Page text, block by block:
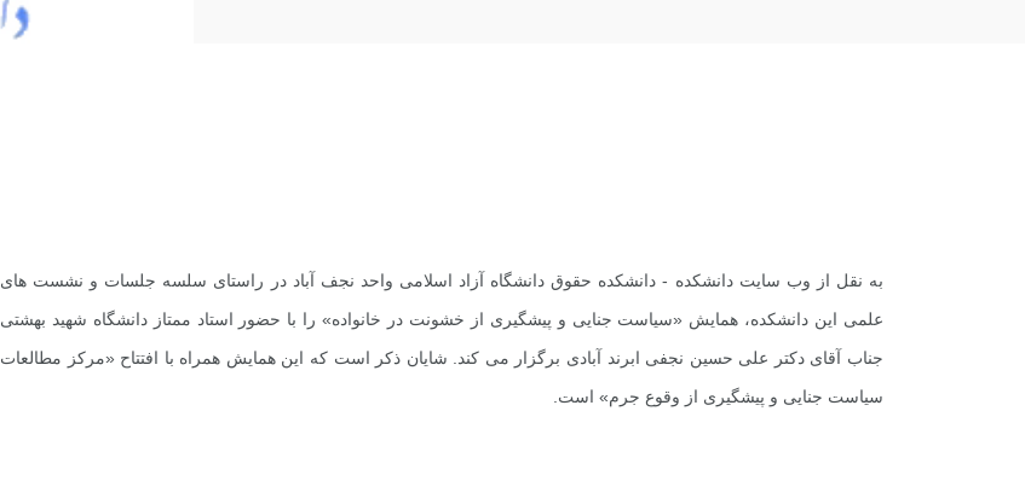
به نقل از وب سایت دانشکده - دانشکده حقوق دانشگاه آزاد اسلامی واحد نجف آباد در راستای سلسه جلسات و نشست های
علمی این دانشکده، همایش «سیاست جنایی و پیشگیری از خشونت در خانواده» را با حضور استاد ممتاز دانشگاه شهید بهشتی
جناب آقای دکتر علی حسین نجفی ابرند آبادی برگزار می کند. شایان ذکر است که این همایش همراه با افتتاح «مرکز مطالعات
سیاست جنایی و پیشگیری از وقوع جرم» است.